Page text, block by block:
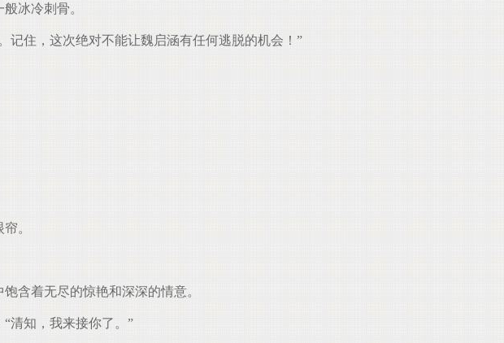
冰冷刺骨。
住，这次绝对不能让魏启涵有任何逃脱的机会！”
。
含着无尽的惊艳和深深的情意。
清知，我来接你了。”